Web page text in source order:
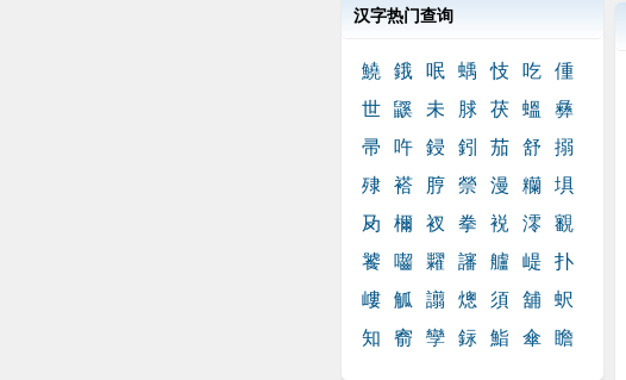
汉字热门查询
鱙 鋨 呡 蝺 忮 吃 偅
世 鼷 未 脙 茯 蝹 彝
帚 吘 鋟 鈏 茄 舒 搦
殔 褡 脝 禜 漫 糷 埧
夃 檷 衩 拳 裞 澪 覾
饕 囓 糶 讅 艫 崼 扑
嶁 觚 譾 熜 須 舖 蚇
知 窬 孿 銢 鮨 傘 瞻